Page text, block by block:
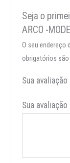
Seja o
ARCO -
O seu endereço
obrigatórios
Sua avaliação
Sua